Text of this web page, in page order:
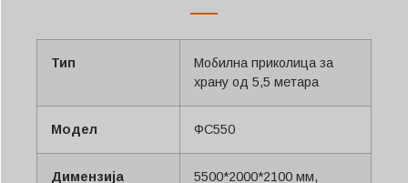
Тип
Мобилна приколица за
храну од 5,5 метара
Модел ФС550
Димензија
5500*2000*2100 мм,